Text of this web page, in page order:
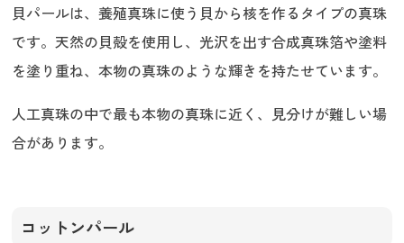
貝パールは、養殖真珠に使う貝から核を作るタイプの真珠
です。天然の貝殻を使用し、光沢を出す合成真珠箔や塗料
を塗り重ね、本物の真珠のような輝きを持たせています。
人工真珠の中で最も本物の真珠に近く、見分けが難しい場
合があります。
コットンパール